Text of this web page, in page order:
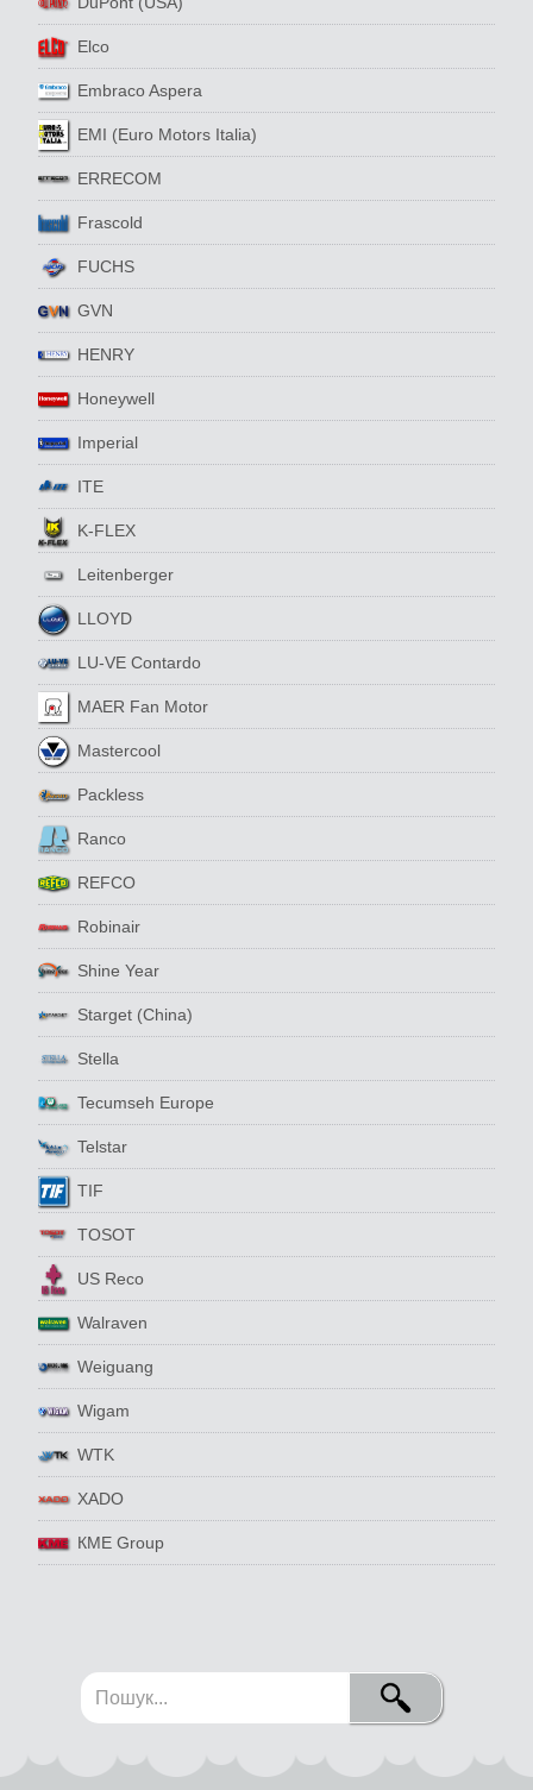
Elco
Embraco Aspera
EMI (Euro Motors Italia)
ERRECOM
Frascold
FUCHS
GVN
HENRY
Honeywell
Imperial
ITE
K-FLEX
Leitenberger
LLOYD
LU-VE Contardo
MAER Fan Motor
Mastercool
Packless
Ranco
REFCO
Robinair
Shine Year
Starget (China)
Stella
Tecumseh Europe
Telstar
TIF
TOSOT
US Reco
Walraven
Weiguang
Wigam
WTK
XADO
КМЕ Group